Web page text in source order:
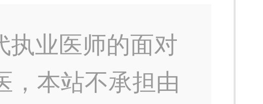
执业医师的面对
，本站不承担由